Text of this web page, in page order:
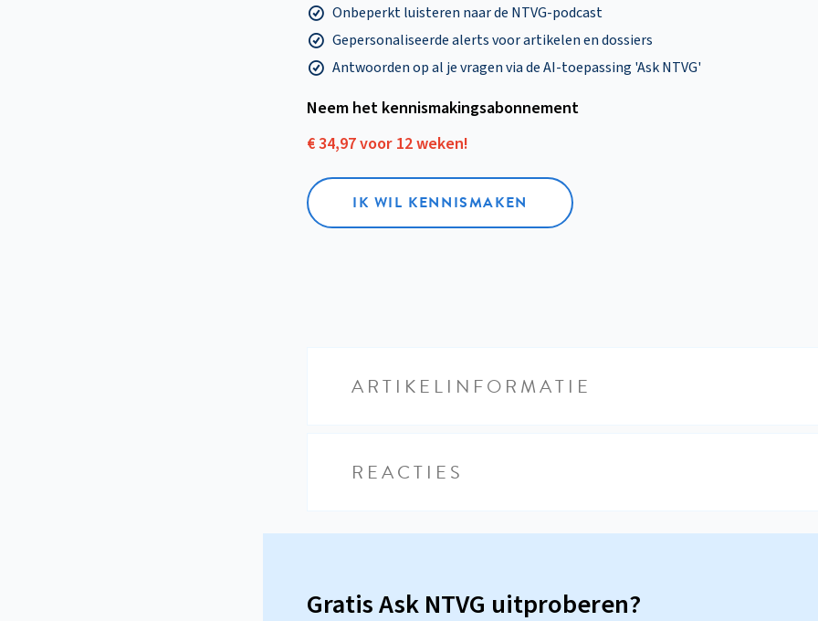
Onbeperkt luisteren naar de NTVG-podcast
Gepersonaliseerde alerts voor artikelen en dossiers
Antwoorden op al je vragen via de AI-toepassing 'Ask NTVG'
Neem het kennismakings­abonnement
€ 34,97 voor 12 weken!
IK WIL KENNISMAKEN
ARTIKELINFORMATIE
REACTIES
Gratis Ask NTVG uitproberen?